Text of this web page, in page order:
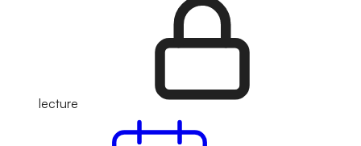
lecture